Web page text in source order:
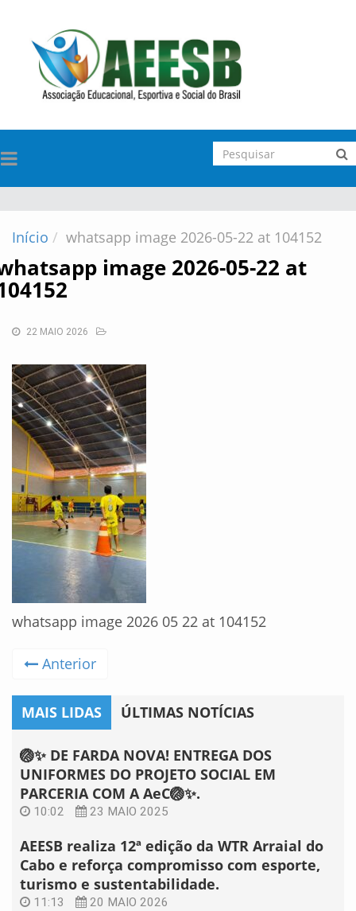
TOGGLE
NAVIGATION
Início whatsapp image 2026-05-22 at 104152
image 2026-05-22 at
22 MAIO 2026
whatsapp image 2026 05 22 at 104152
Anterior
MAIS LIDAS ÚLTIMAS NOTÍCIAS
🏐✨ DE FARDA NOVA! ENTREGA DOS
UNIFORMES DO PROJETO SOCIAL EM
PARCERIA COM A AeC🏐✨.
10:02 23 MAIO 2025
AEESB realiza 12ª edição da WTR Arraial do
Cabo e reforça compromisso com esporte,
turismo e sustentabilidade.
11:13 20 MAIO 2026